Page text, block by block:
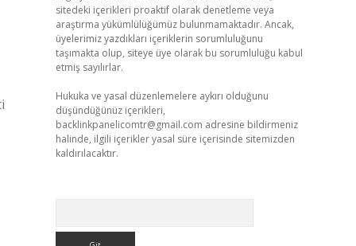
sitedeki içerikleri proaktif olarak denetleme veya
araştırma yükümlülüğümüz bulunmamaktadır. Ancak,
üyelerimiz yazdıkları içeriklerin sorumluluğunu
taşımakta olup, siteye üye olarak bu sorumluluğu kabul
etmiş sayılırlar.
Hukuka ve yasal düzenlemelere aykırı olduğunu
düşündüğünüz içerikleri,
backlinkpanelicomtr@gmail.com adresine bildirmeniz
halinde, ilgili içerikler yasal süre içerisinde sitemizden
kaldırılacaktır.